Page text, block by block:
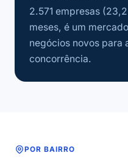
2.571 empresas
meses, é um
negócios novos para
concorrência.
POR BAIRRO